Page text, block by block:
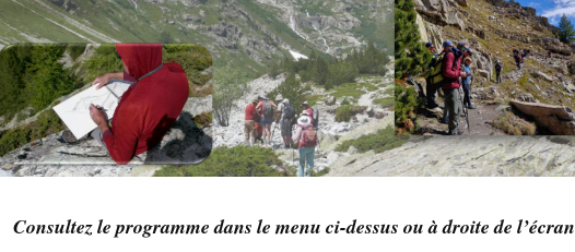
Consultez le programmedans le menu ci-dessus ou à droite de l’écran